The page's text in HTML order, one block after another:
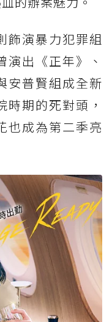
飾演暴力犯罪組
演出《正年》、
安普賢組成全新
時期的死對頭，
也成為第二季亮